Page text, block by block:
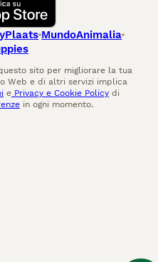
MundoAnimalia
sito per migliorare la tua
Web e di altri servizi implica
e Privacy e Cookie Policy di
in ogni momento.